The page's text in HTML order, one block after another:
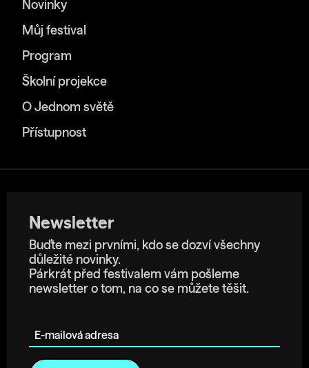
Novinky
Můj festival
Program
Školní projekce
O Jednom světě
Přístupnost
Newsletter
Buďte mezi prvními, kdo se dozví všechny
důležité novinky.
Párkrát před festivalem vám pošleme
newsletter o tom, na co se můžete těšit.